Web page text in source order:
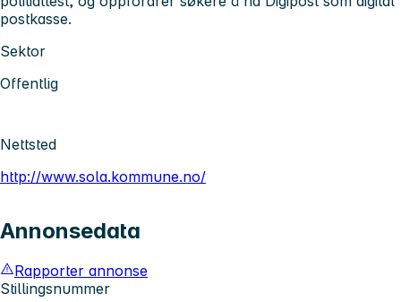
postkasse.
Sektor
Offentlig
Nettsted
http://www.sola.kommune.no/
Annonsedata
Rapporter annonse
Stillingsnummer